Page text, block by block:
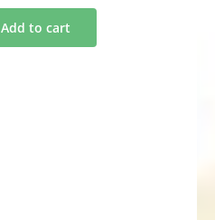
Add to cart